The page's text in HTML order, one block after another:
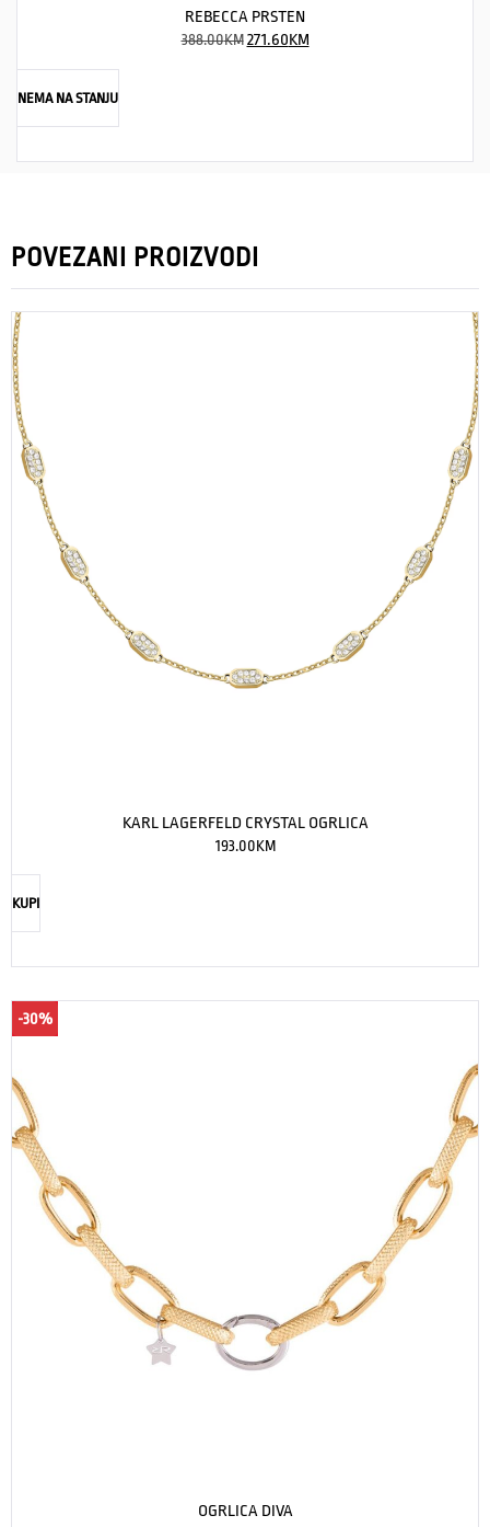
REBECCA PRSTEN
388.00KM 271.60KM
NEMA NA STANJU
POVEZANI PROIZVODI
KARL LAGERFELD CRYSTAL OGRLICA
193.00KM
KUPI
-30%
OGRLICA DIVA